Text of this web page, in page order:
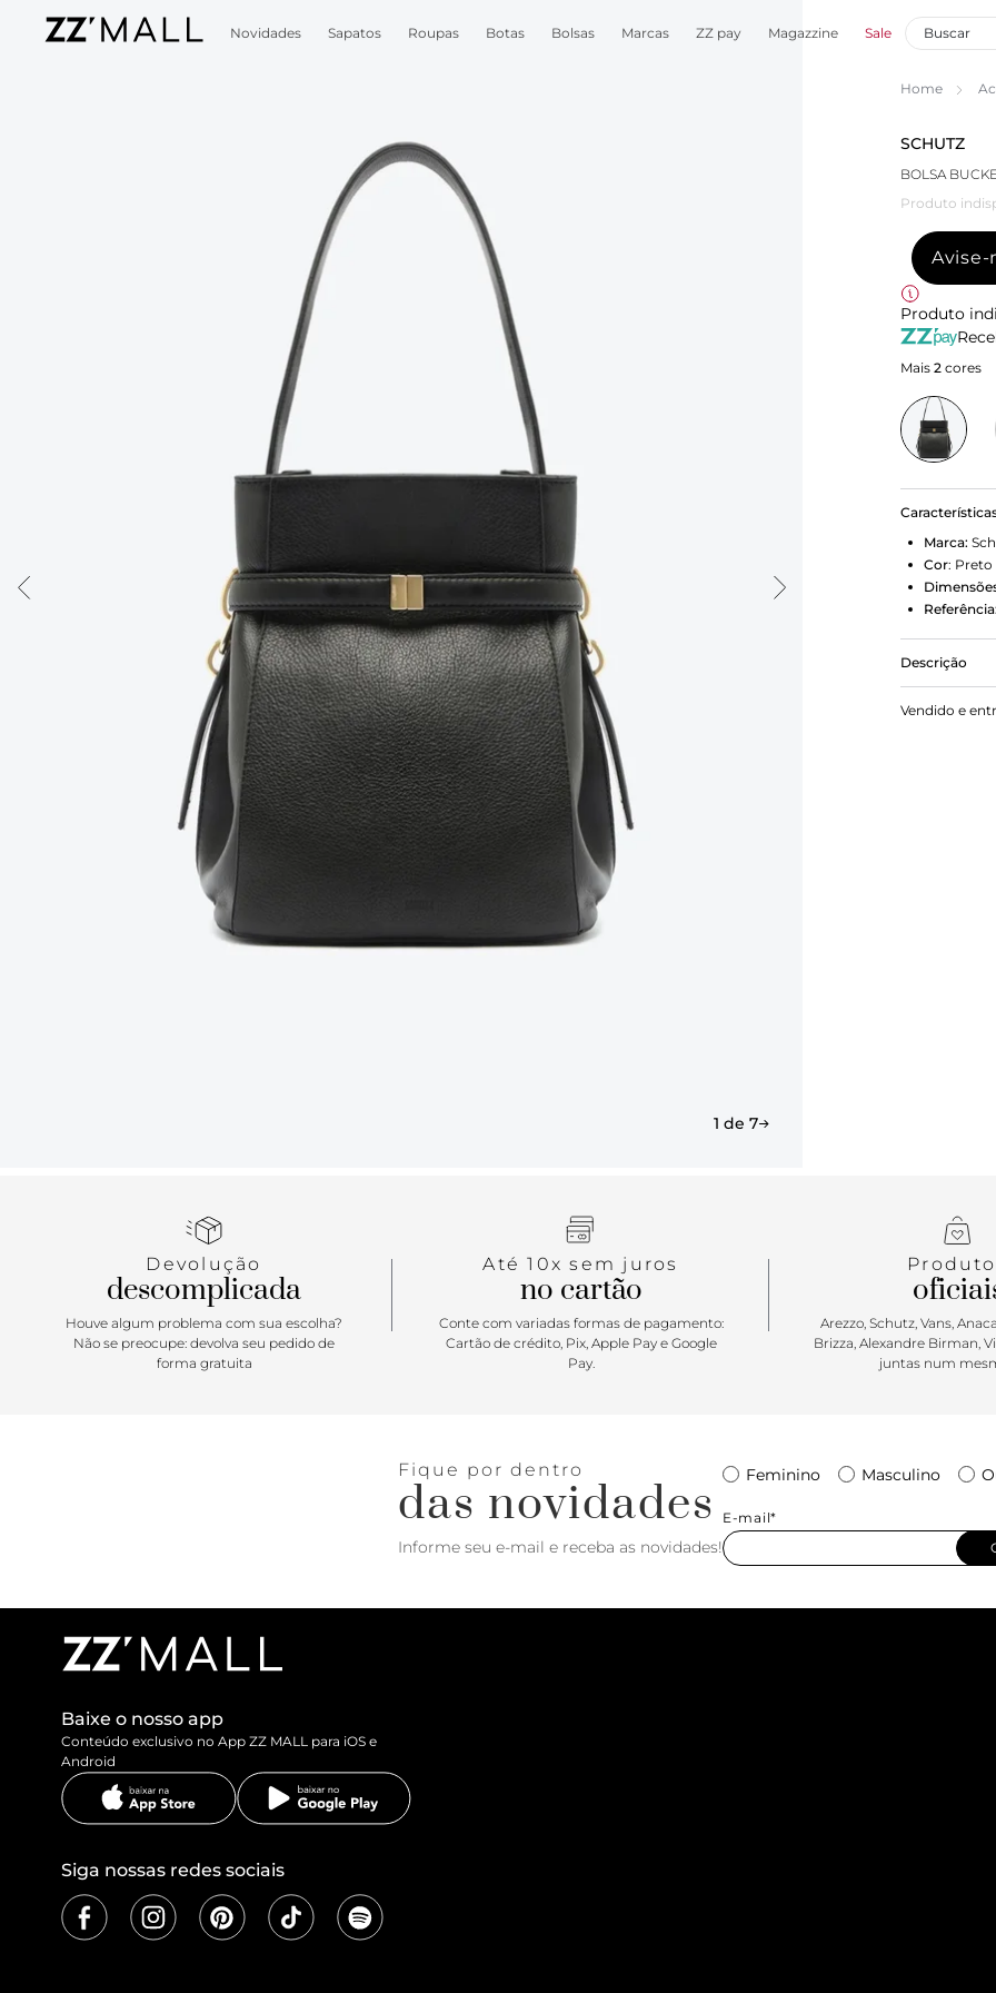
Novidades Sapatos Roupas Botas Bolsas Marcas ZZ pay Magazzine Sale
1 de 7
Home
SCHUTZ
BOLSA
Produto
Avise-
Produto
Mais 2 cores
Marca:
Cor: Preto
Referência:
Descrição
Descolada
é o
Vendido e
Devolução
descomplicada
Houve algum problema com sua escolha?
Não se preocupe: devolva seu pedido de
forma gratuita
Até 10x sem juros
no cartão
Conte com variadas formas de pagamento:
Cartão de crédito, Pix, Apple Pay e Google
Pay.
Arezzo, Schutz, Vans,
Brizza, Alexandre Birman,
juntas num
Fique por dentro
das novidades
Informe seu e-mail e receba as novidades!
Feminino Masculino
E-mail*
Baixe o nosso app
Conteúdo exclusivo no App ZZ MALL para iOS e
Android
Siga nossas redes sociais